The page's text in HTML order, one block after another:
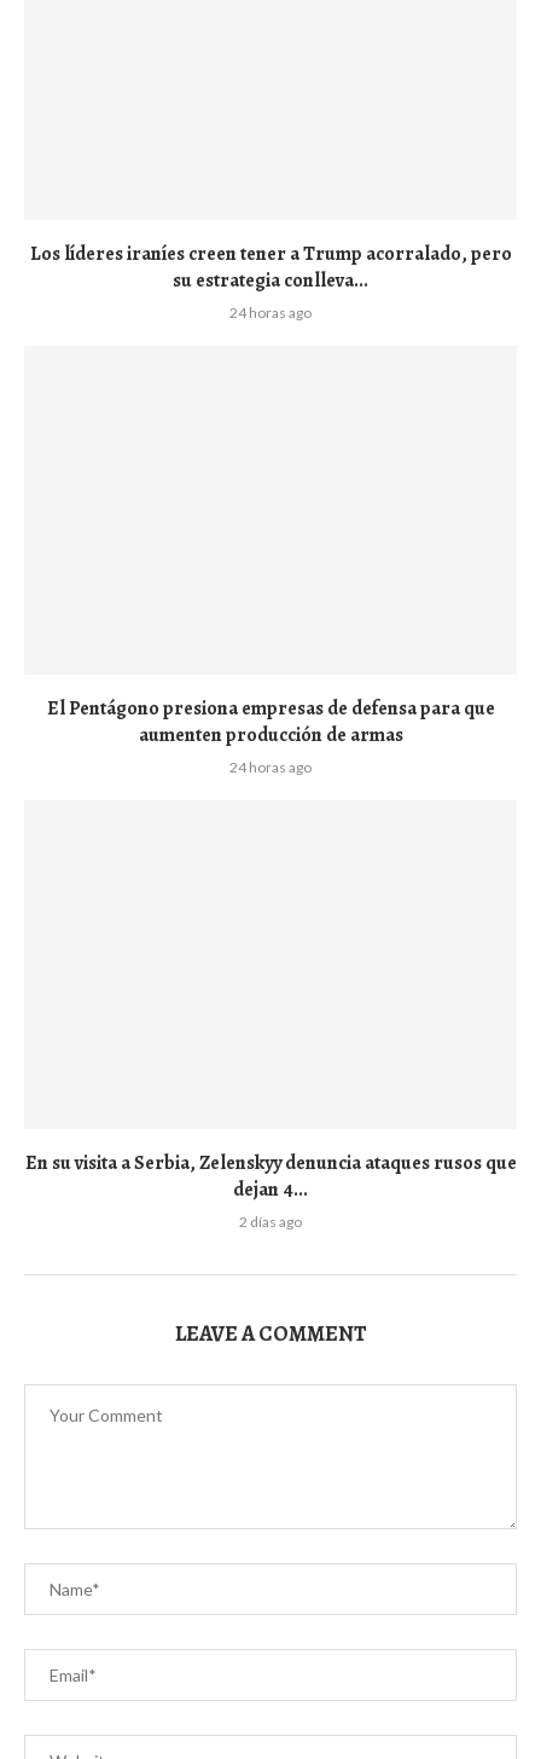
Los líderes iraníes creen tener a Trump acorralado, pero
su estrategia conlleva...
24 horas ago
El Pentágono presiona empresas de defensa para que
aumenten producción de armas
24 horas ago
En su visita a Serbia, Zelenskyy denuncia ataques rusos que
dejan 4...
2 días ago
LEAVE A COMMENT